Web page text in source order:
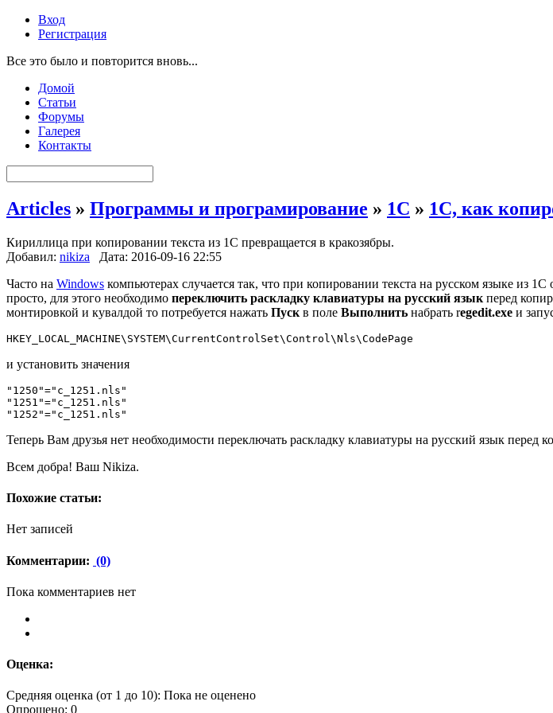
Вход
Регистрация
Все это было и повторится вновь...
Домой
Статьи
Форумы
Галерея
Контакты
Articles » Программы и програмирование » 1С » 1С, как
Кириллица при копировании текста из 1С превращается в кракозябры.
Добавил: nikiza Дата: 2016-09-16 22:55
Часто на Windows компьютерах случается так, что при копировании текста на русском языке из
просто, для этого необходимо переключить раскладку клавиатуры на русский язык перед
монтировкой и кувалдой то потребуется нажать Пуск в поле Выполнить набрать regedit.exe и
HKEY_LOCAL_MACHINE\SYSTEM\CurrentControlSet\Control\Nls\CodePage
и установить значения
"1250"="c_1251.nls"
"1251"="c_1251.nls"
"1252"="c_1251.nls"
Теперь Вам друзья нет необходимости переключать раскладку клавиатуры на русский язык перед
Всем добра! Ваш Nikiza.
Похожие статьи:
Нет записей
Комментарии: (0)
Пока комментариев нет
Оценка:
Средняя оценка (от 1 до 10): Пока не оценено
Опрошено: 0